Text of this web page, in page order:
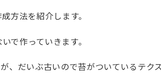
方法を紹介します。
で作っていきます。
、だいぶ古いので苔がついているテク